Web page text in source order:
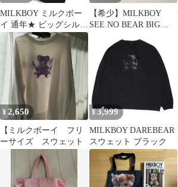
MILKBOY ミルクボー
イ 通年★ ビッグシルエ
ット プルオーバー プリ
ント クマ スウェット
パーカー Sz.L メンズ
【希少】MILKBOY
SEE NO BEAR BIG
¥2,650
【ミルクボーイ フリ
ーサイズ スウェット
¥3,999
MILKBOY DAREBEAR
スウェット ブラック